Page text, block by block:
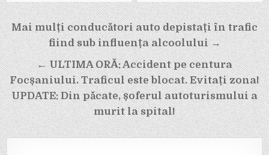
Navigare
în
articole
Mai mulți conducători auto depistați în trafic
fiind sub influența alcoolului →
← ULTIMA ORĂ: Accident pe centura
Focșaniului. Traficul este blocat. Evitați zona!
UPDATE: Din păcate, șoferul autoturismului a
murit la spital!